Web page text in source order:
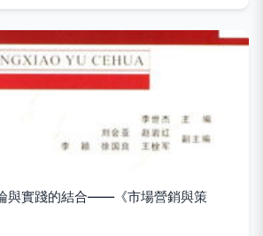
與實踐的結合——《市場營銷與策